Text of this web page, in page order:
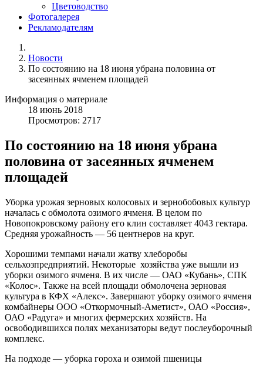
Цветоводство
Фотогалерея
Рекламодателям
Новости
По состоянию на 18 июня убрана половина от
засеянных ячменем площадей
Информация о материале
18 июнь 2018
Просмотров: 2717
По состоянию на 18 июня убрана
половина от засеянных ячменем
площадей
Уборка урожая зерновых колосовых и зернобобовых культур
началась с обмолота озимого ячменя. В целом по
Новопокровскому району его клин составляет 4043 гектара.
Средняя урожайность — 56 центнеров на круг.
Хорошими темпами начали жатву хлеборобы
сельхозпредприятий. Некоторые хозяйства уже вышли из
уборки озимого ячменя. В их числе — ОАО «Кубань», СПК
«Колос». Также на всей площади обмолочена зерновая
культура в КФХ «Алекс». Завершают уборку озимого ячменя
комбайнеры ООО «Откормочный-Аметист», ОАО «Россия»,
ОАО «Радуга» и многих фермерских хозяйств. На
освободившихся полях механизаторы ведут послеуборочный
комплекс.
На подходе — уборка гороха и озимой пшеницы